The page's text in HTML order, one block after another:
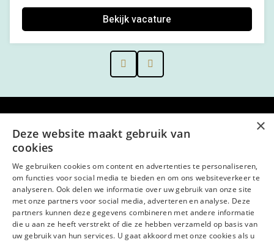
Bekijk vacature
Prev
Kantoor
Open sollicitatie
Volg ons op
LinkedIn Facebook
×
Deze website maakt gebruik van
cookies
We gebruiken cookies om content en advertenties te personaliseren,
om functies voor social media te bieden en om ons websiteverkeer te
analyseren. Ook delen we informatie over uw gebruik van onze site
met onze partners voor social media, adverteren en analyse. Deze
partners kunnen deze gegevens combineren met andere informatie
die u aan ze heeft verstrekt of die ze hebben verzameld op basis van
uw gebruik van hun services. U gaat akkoord met onze cookies als u